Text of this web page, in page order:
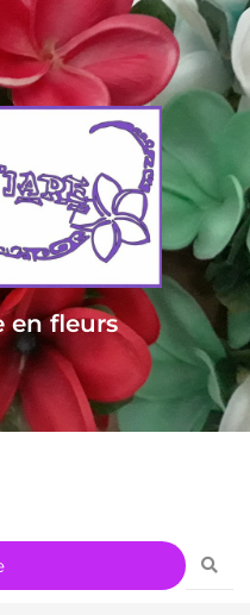
de livraison offert dès 85
euros pour le reste du monde
en fleurs